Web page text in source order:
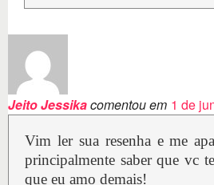
Jeito Jessikacomentou em 1 de
Vim ler sua resenha e me
principalmente saber que vc
que eu amo demais!